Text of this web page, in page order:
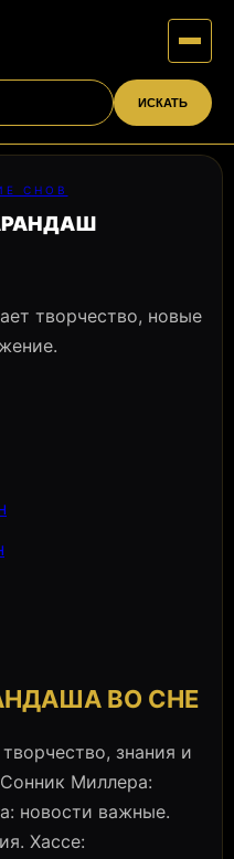
ИСКАТЬ
СНОВ
творчество, новые
ВО СНЕ
знания и
Миллера:
новости важные.
Хассе: